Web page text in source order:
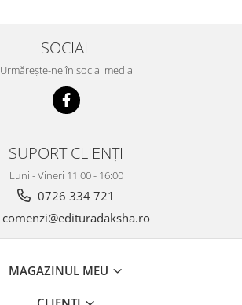
SOCIAL
Urmărește-ne în social media
SUPORT CLIENȚI
Luni - Vineri 11:00 - 16:00
0726 334 721
comenzi@edituradaksha.ro
MAGAZINUL MEU